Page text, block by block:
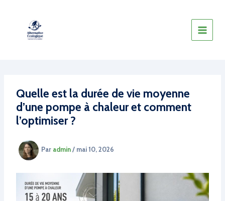
Quelle est la durée de vie moyenne
d’une pompe à chaleur et comment
l’optimiser ?
Par admin/ mai 10, 2026